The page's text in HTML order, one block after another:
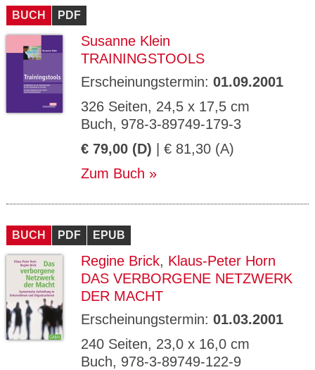
BUCH PDF
Susanne Klein
TRAININGSTOOLS
Erscheinungstermin: 01.09.2001
326 Seiten, 24,5 x 17,5 cm
Buch, 978-3-89749-179-3
€ 79,00 (D) | € 81,30 (A)
Zum Buch
BUCH PDF EPUB
Regine Brick, Klaus-Peter Horn
DAS VERBORGENE NETZWERK
DER MACHT
Erscheinungstermin: 01.03.2001
240 Seiten, 23,0 x 16,0 cm
Buch, 978-3-89749-122-9